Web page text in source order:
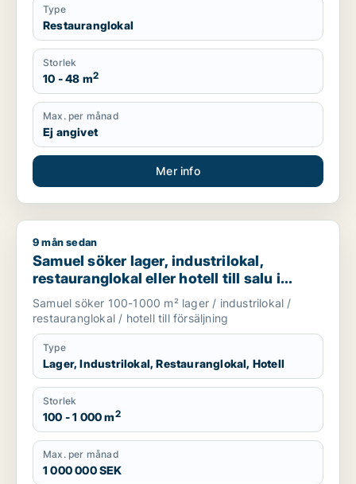
Type
Restauranglokal
Storlek
10 - 48 m2
Max. per månad
Ej angivet
Mer info
Samuel söker lager, industrilokal, restauranglokal eller
9 mån sedan
Samuel söker lager, industrilokal,
restauranglokal eller hotell till salu i
Upplands Väsby, Vallentuna eller
Upplands-Bro m.fl.
Samuel söker 100-1000 m² lager / industrilokal /
restauranglokal / hotell till försäljning
Type
Lager, Industrilokal, Restauranglokal, Hotell
Storlek
100 - 1 000 m2
Max. per månad
1 000 000 SEK